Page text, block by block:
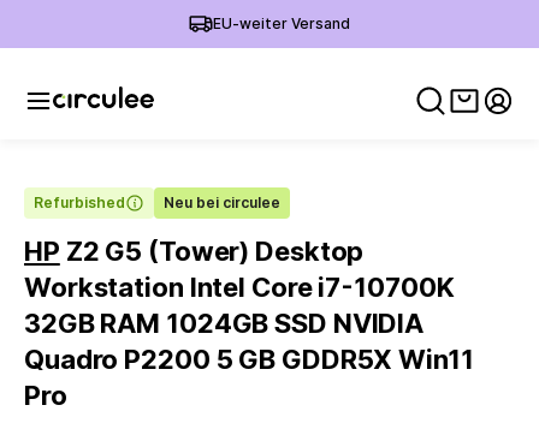
EU-weiter Versand
Refurbished Neu bei circulee
HP Z2 G5 (Tower) Desktop
Workstation Intel Core i7-10700K
32GB RAM 1024GB SSD NVIDIA
Quadro P2200 5 GB GDDR5X Win11
Pro